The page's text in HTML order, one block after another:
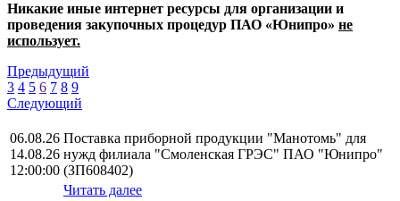
Никакие иные интернет ресурсы для организации и
проведения закупочных процедур ПАО «Юнипро» не
использует.
Предыдущий
3 4 5 6 7 8 9
Следующий
06.08.26
14.08.26
12:00:00
Поставка приборной продукции "Манотомь" для
нужд филиала "Смоленская ГРЭС" ПАО "Юнипро"
(ЗП608402)
Читать далее